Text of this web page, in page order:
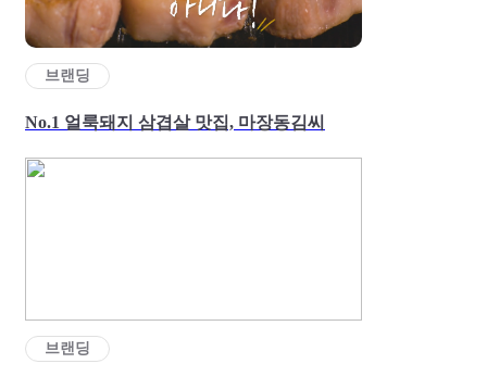
브랜딩
No.1 얼룩돼지 삼겹살 맛집, 마장동김씨
브랜딩